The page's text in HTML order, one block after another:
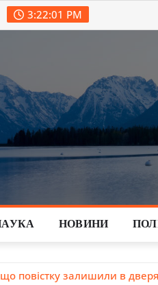
3:22:02 PM
НОВИНИ
повістку залишили в